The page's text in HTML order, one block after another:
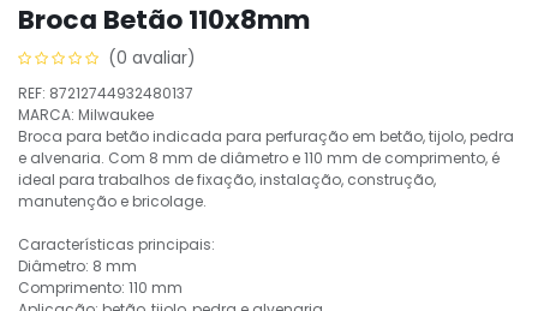
Broca Betão 110x8mm
(0 avaliar)
REF: 87212744932480137
MARCA: Milwaukee
Broca para betão indicada para perfuração em betão, tijolo, pedra
e alvenaria. Com 8 mm de diâmetro e 110 mm de comprimento, é
ideal para trabalhos de fixação, instalação, construção,
manutenção e bricolage.
Características principais:
Diâmetro: 8 mm
Comprimento: 110 mm